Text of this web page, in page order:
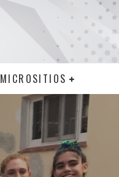
MICROSITIOS